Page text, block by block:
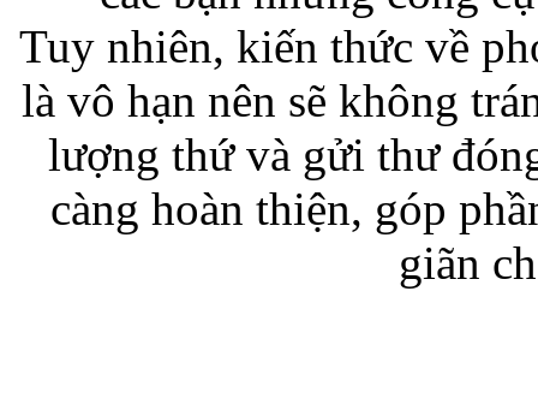
Tuy nhiên, kiến thức về
là vô hạn nên sẽ không
lượng thứ và gửi thư
càng hoàn thiện, góp
giãn